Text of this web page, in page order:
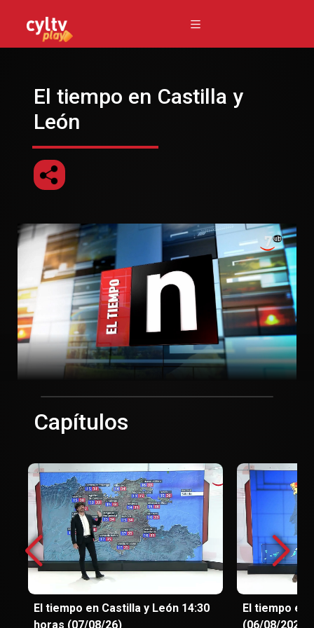
El tiempo en Castilla y
León
Capítulos
El tiempo en Castilla y León 14:30
horas (07/08/26)
El tiempo en
(06/08/2026)